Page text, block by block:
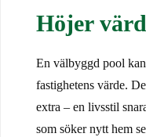
Höjer
En välbyggd pool
fastighetens värde.
extra – en livsstil
som söker nytt hem